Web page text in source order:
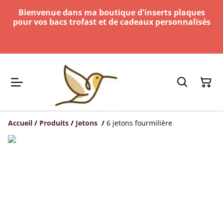
Bienvenue dans ma boutique d'inserts plaques
pour vos bacs trofast et de cadeaux personnalisés
Accueil / Produits / Jetons / 6 jetons fourmilière